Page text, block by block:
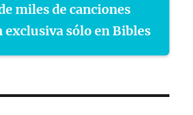
miles de canciones
exclusiva sólo en Bibles